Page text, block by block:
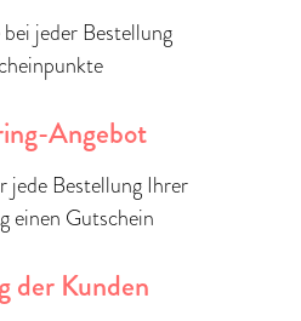
jeder Bestellung
Angebot
jede Bestellung Ihrer
einen Gutschein
der Kunden